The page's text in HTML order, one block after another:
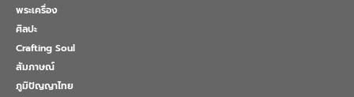
พระเครื่อง
ศิลปะ
Crafting Soul
สัมภาษณ์
ภูมิปัญญาไทย